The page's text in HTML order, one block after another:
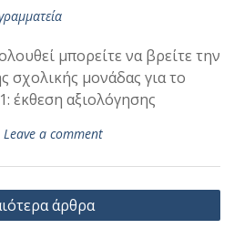
μπορείτε να βρείτε την
σχολικής μονάδας για το
έκθεση αξιολόγησης
Leave a comment
άρθρα